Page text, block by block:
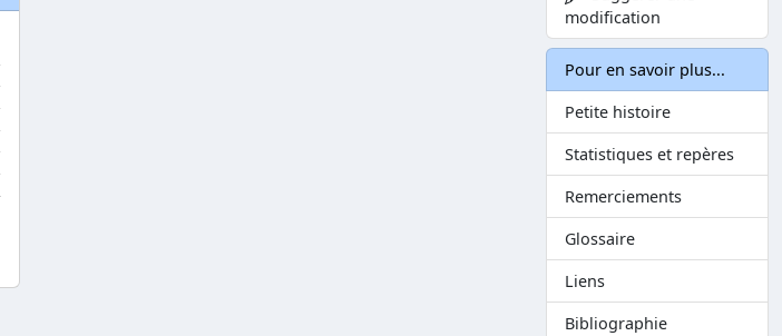
modification
Pour en savoir plus...
Petite histoire
Statistiques et repères
Remerciements
Glossaire
Liens
Bibliographie